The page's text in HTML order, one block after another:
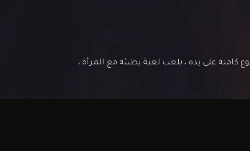
كاملة على يده ، يلعب لعبة بطيئة مع المرأة ،